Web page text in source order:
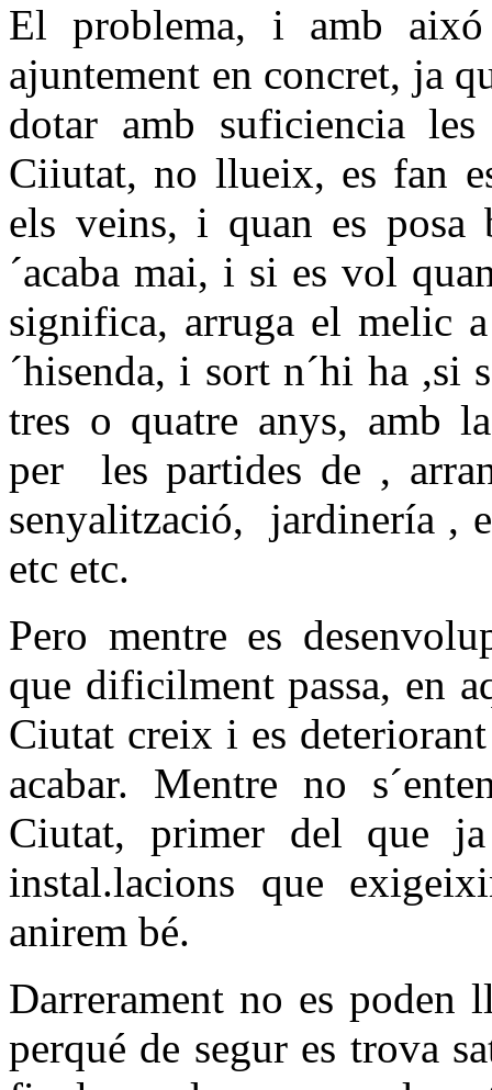
El problema, i amb
ajuntement en concret, ja
dotar amb suficiencia
Ciiutat, no llueix, es fan
els veins, i quan es
´acaba mai, i si es vol
significa, arruga el melic
´hisenda, i sort n´hi ha ,si
tres o quatre anys, amb
per les partides de ,
senyalització, jardinería ,
etc etc.
Pero mentre es
que dificilment passa, en
Ciutat creix i es
acabar. Mentre no
Ciutat, primer del que
instal.lacions que
anirem bé.
Darrerament no es poden
perqué de segur es trova